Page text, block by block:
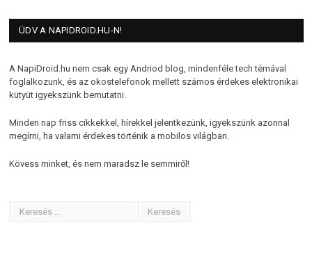
ÜDV A NAPIDROID.HU-N!
A NapiDroid.hu nem csak egy Andriod blog, mindenféle tech témával
foglalkozunk, és az okostelefonok mellett számos érdekes elektronikai
kütyüt igyekszünk bemutatni.
Minden nap friss cikkekkel, hírekkel jelentkezünk, igyekszünk azonnal
megírni, ha valami érdekes történik a mobilos világban.
Kövess minket, és nem maradsz le semmiről!